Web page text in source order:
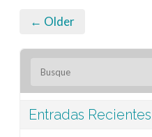
← Older
Entradas Recientes